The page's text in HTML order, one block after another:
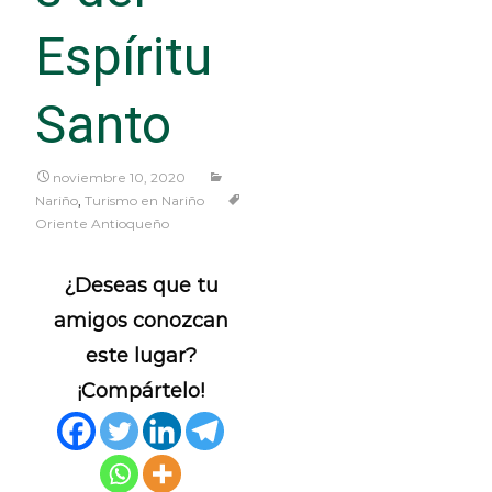
Espíritu
Santo
noviembre 10, 2020
Nariño Turismo en Nariño
Oriente Antioqueño
¿Deseas que tu
amigos conozcan
este lugar?
¡Compártelo!